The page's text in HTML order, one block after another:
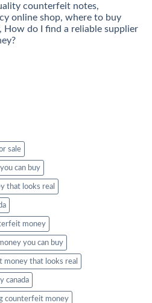
counterfeit notes,
online shop, where to buy
How do I find a reliable supplier
sale
can buy​
that looks real
money​
you can buy​
that looks real
canada
counterfeit money​